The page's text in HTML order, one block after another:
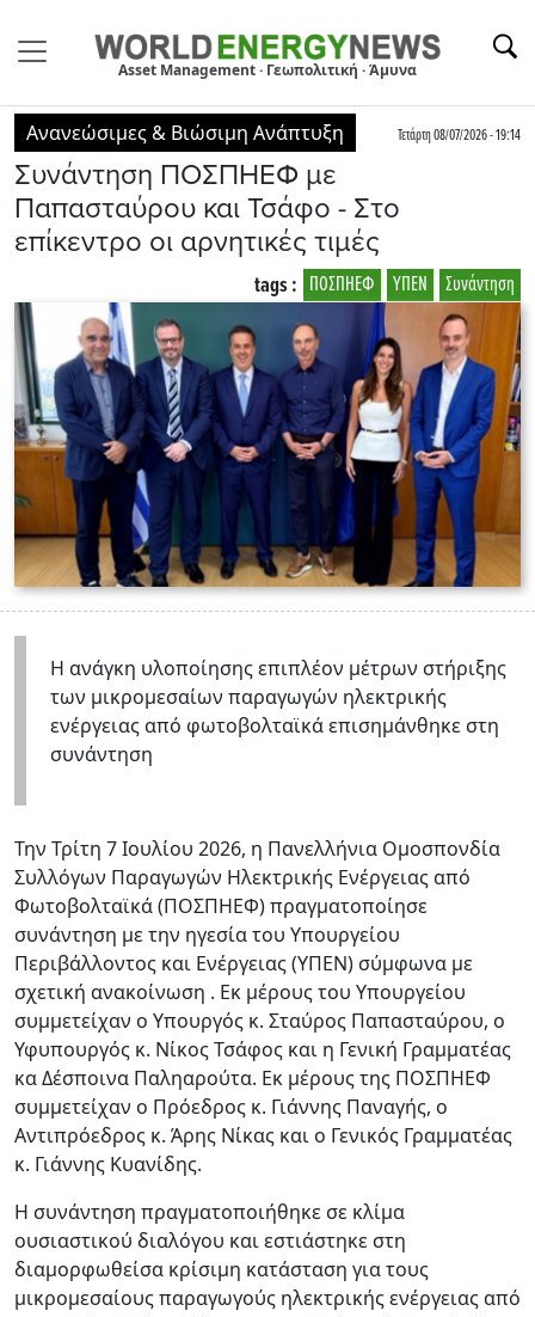
Asset Management · Γεωπολιτική · Άμυνα
Ανανεώσιμες & Βιώσιμη Ανάπτυξη Τετάρτη 08/07/2026 - 19:14
Συνάντηση ΠΟΣΠΗΕΦ με
Παπασταύρου και Τσάφο - Στο
επίκεντρο οι αρνητικές τιμές
Συνάντηση
ΥΠΕΝ
ΠΟΣΠΗΕΦ
tags :
Η ανάγκη υλοποίησης επιπλέον μέτρων στήριξης
των μικρομεσαίων παραγωγών ηλεκτρικής
ενέργειας από φωτοβολταϊκά επισημάνθηκε στη
συνάντηση
Την Τρίτη 7 Ιουλίου 2026, η Πανελλήνια Ομοσπονδία
Συλλόγων Παραγωγών Ηλεκτρικής Ενέργειας από
Φωτοβολταϊκά (ΠΟΣΠΗΕΦ) πραγματοποίησε
συνάντηση με την ηγεσία του Υπουργείου
Περιβάλλοντος και Ενέργειας (ΥΠΕΝ) σύμφωνα με
σχετική ανακοίνωση . Εκ μέρους του Υπουργείου
συμμετείχαν ο Υπουργός κ. Σταύρος Παπασταύρου, ο
Υφυπουργός κ. Νίκος Τσάφος και η Γενική Γραμματέας
κα Δέσποινα Παληαρούτα. Εκ μέρους της ΠΟΣΠΗΕΦ
συμμετείχαν ο Πρόεδρος κ. Γιάννης Παναγής, ο
Αντιπρόεδρος κ. Άρης Νίκας και ο Γενικός Γραμματέας
κ. Γιάννης Κυανίδης.
Η συνάντηση πραγματοποιήθηκε σε κλίμα
ουσιαστικού διαλόγου και εστιάστηκε στη
διαμορφωθείσα κρίσιμη κατάσταση για τους
μικρομεσαίους παραγωγούς ηλεκτρικής ενέργειας από